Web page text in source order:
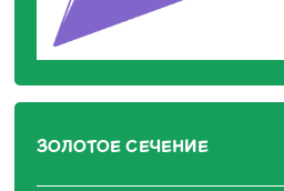
ЗОЛОТОЕ СЕЧЕНИЕ